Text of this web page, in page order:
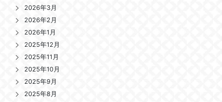
2026年3月
2026年2月
2026年1月
2025年12月
2025年11月
2025年10月
2025年9月
2025年8月